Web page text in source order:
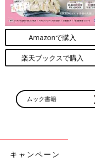
Amazonで購入
楽天ブックスで購入
ムック書籍
キャンペーン